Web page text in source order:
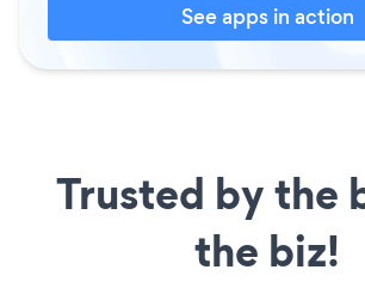
See apps in action
Trusted by the
the biz!